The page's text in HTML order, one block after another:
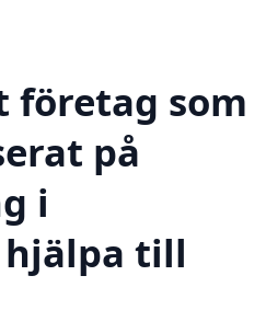
företag som
på
i
hjälpa till